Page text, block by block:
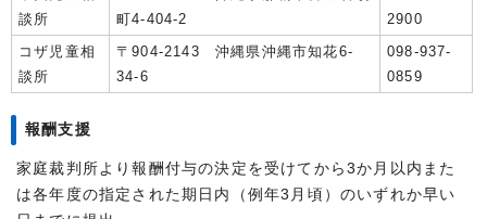
談所
町4-404-2
2900
コザ児童相
談所
〒904-2143 沖縄県沖縄市知花6-
34-6
098-937-
0859
報酬支援
家庭裁判所より報酬付与の決定を受けてから3か月以内また
は各年度の指定された期日内（例年3月頃）のいずれか早い